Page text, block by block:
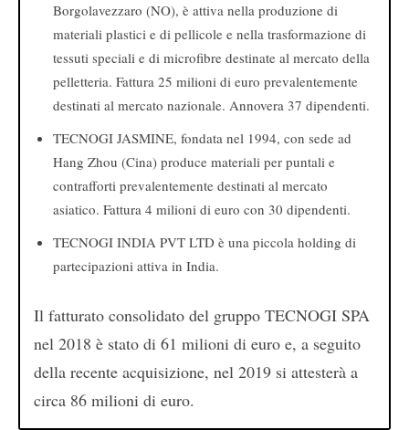
Borgolavezzaro (NO), è attiva nella produzione di
materiali plastici e di pellicole e nella trasformazione di
tessuti speciali e di microfibre destinate al mercato della
pelletteria. Fattura 25 milioni di euro prevalentemente
destinati al mercato nazionale. Annovera 37 dipendenti.
TECNOGI JASMINE, fondata nel 1994, con sede ad
Hang Zhou (Cina) produce materiali per puntali e
contrafforti prevalentemente destinati al mercato
asiatico. Fattura 4 milioni di euro con 30 dipendenti.
TECNOGI INDIA PVT LTD è una piccola holding di
partecipazioni attiva in India.
Il fatturato consolidato del gruppo TECNOGI SPA
nel 2018 è stato di 61 milioni di euro e, a seguito
della recente acquisizione, nel 2019 si attesterà a
circa 86 milioni di euro.